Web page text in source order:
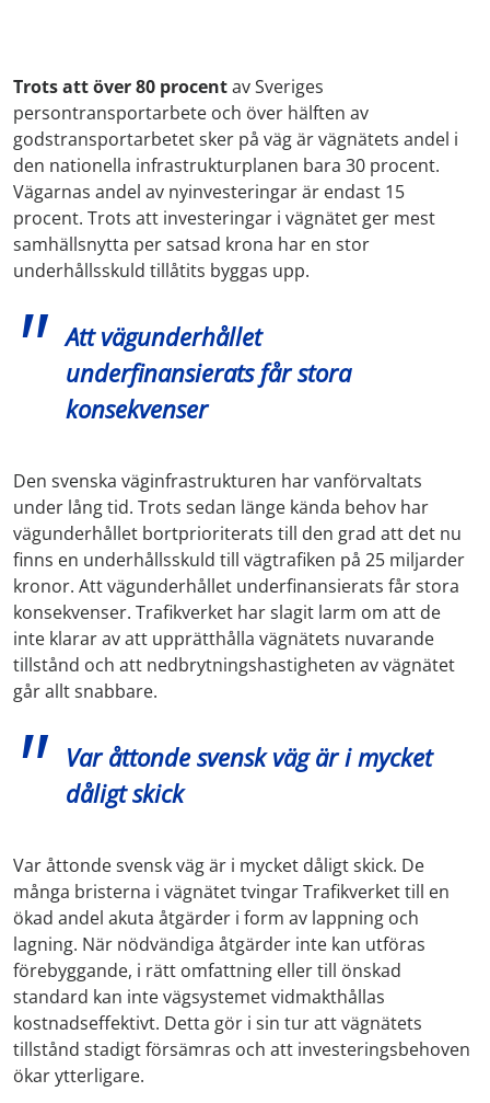
Trots att över 80 procentav Sveriges
persontransportarbete och över hälften av
godstransportarbetet sker på väg är vägnätets andel i
den nationella infrastrukturplanen bara 30 procent.
Vägarnas andel av nyinvesteringar är endast 15
procent. Trots att investeringar i vägnätet ger mest
samhällsnytta per satsad krona har en stor
underhållsskuld tillåtits byggas upp.
Att vägunderhållet
underfinansierats får stora
konsekvenser
Den svenska väginfrastrukturen har vanförvaltats
under lång tid. Trots sedan länge kända behov har
vägunderhållet bortprioriterats till den grad att det nu
finns en underhållsskuld till vägtrafiken på 25 miljarder
kronor. Att vägunderhållet underfinansierats får stora
konsekvenser. Trafikverket har slagit larm om att de
inte klarar av att upprätthålla vägnätets nuvarande
tillstånd och att nedbrytningshastigheten av vägnätet
går allt snabbare.
Var åttonde svensk väg är i mycket
dåligt skick
Var åttonde svensk väg är i mycket dåligt skick. De
många bristerna i vägnätet tvingar Trafikverket till en
ökad andel akuta åtgärder i form av lappning och
lagning. När nödvändiga åtgärder inte kan utföras
förebyggande, i rätt omfattning eller till önskad
standard kan inte vägsystemet vidmakthållas
kostnadseffektivt. Detta gör i sin tur att vägnätets
tillstånd stadigt försämras och att investeringsbehoven
ökar ytterligare.